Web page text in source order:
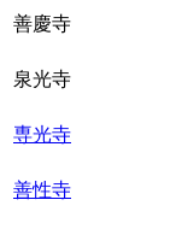
善慶寺
泉光寺
専光寺
善性寺